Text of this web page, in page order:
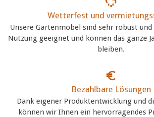
Wetterfest und
Unsere Gartenmöbel sind sehr robust
Nutzung geeignet und können das ganze
bleiben.
Bezahlbare Lösungen
Dank eigener Produktentwicklung und
können wir Ihnen ein hervorragendes